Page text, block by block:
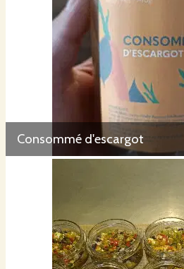
Consommé d'escargot